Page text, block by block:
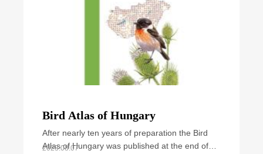
Bird Atlas of Hungary
After nearly ten years of preparation the Bird
Atlas of Hungary was published at the end of
2023.08.07